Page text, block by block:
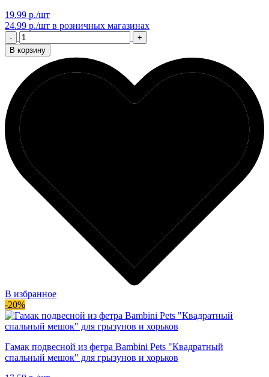
19.99 р./шт
24.99 р./шт в розничных магазинах
-
+
В корзину
В избранное
-20%
Гамак подвесной из фетра Bambini Pets "Квадратный
спальный мешок" для грызунов и хорьков